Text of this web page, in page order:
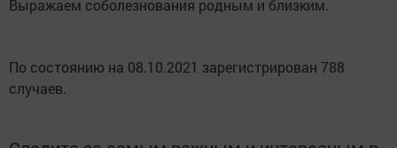
Выражаем соболезнования родным и близким.
По состоянию на 08.10.2021 зарегистрирован 788
случаев.